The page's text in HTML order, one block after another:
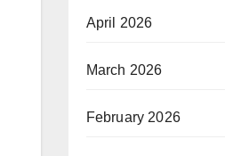
April 2026
March 2026
February 2026